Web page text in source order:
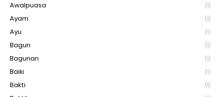
Awalpuasa (1)
Ayam (1)
Ayu (1)
Bagun (1)
Bagunan (1)
Baiki (1)
Bakti (1)